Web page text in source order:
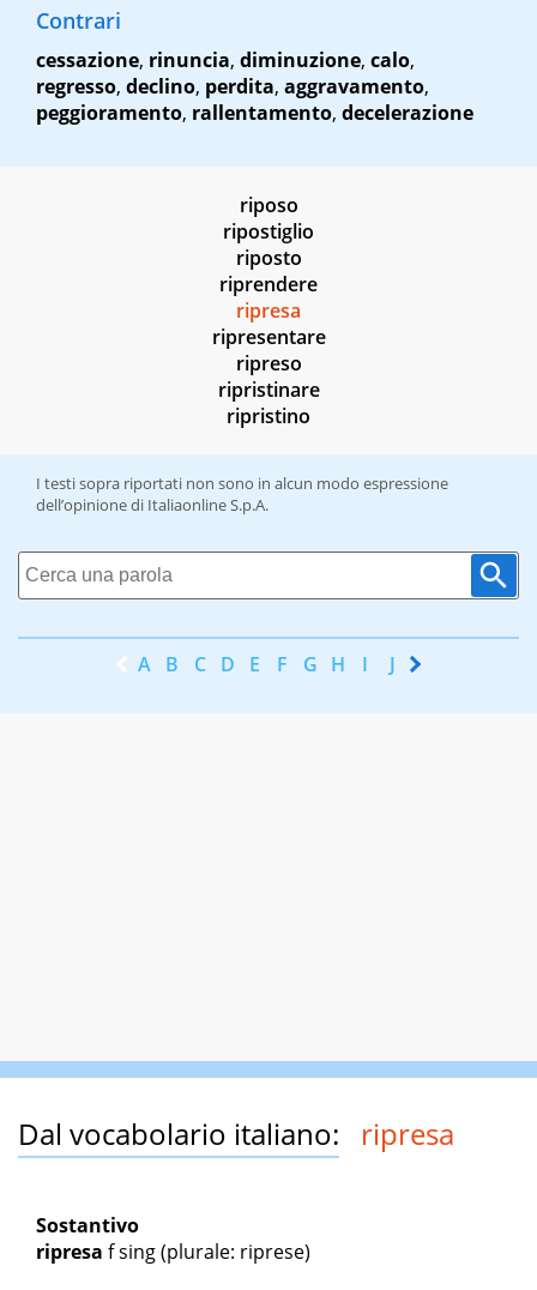
Contrari
cessazione, rinuncia, diminuzione, calo,
regresso, declino, perdita, aggravamento,
peggioramento, rallentamento, decelerazione
riposo
ripostiglio
riposto
riprendere
ripresa
ripresentare
ripreso
ripristinare
ripristino
I testi sopra riportati non sono in alcun modo espressione
dell’opinione di Italiaonline S.p.A.
A B C D E F G H I J K
Dal vocabolario italiano: ripresa
Sostantivo
ripresa f sing(plurale: riprese)